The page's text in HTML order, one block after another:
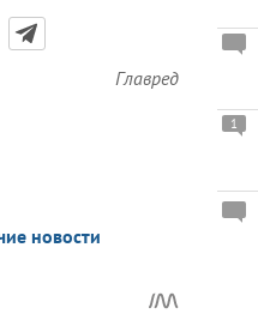
Главред
новости
1